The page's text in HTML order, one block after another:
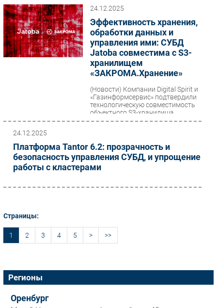
24.12.2025
Эффективность хранения,
обработки данных и
управления ими: СУБД
Jatoba совместима с S3-
хранилищем
«ЗАКРОМА.Хранение»
(Новости) Компании Digital Spirit и
«Газинформсервис» подтвердили
технологическую совместимость
объектного S3-хранилища
«ЗАКРОМА.Хранение» с...
24.12.2025
Платформа Tantor 6.2: прозрачность и
безопасность управления СУБД, и упрощение
работы с кластерами
Страницы:
1 2 3 4 5 > >>
Регионы
Оренбург